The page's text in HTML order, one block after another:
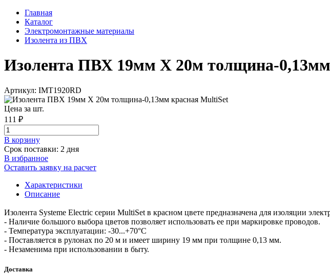
Главная
Каталог
Электромонтажные материалы
Изолента из ПВХ
Изолента ПВХ 19мм Х 20м толщина-
Артикул: IMT1920RD
Цена за шт.
111 ₽
В корзинy
Срок поставки: 2 дня
В избранное
Оставить заявку на расчет
Характеристики
Описание
Изолента Systeme Electric серии MultiSet в красном цвете предназначена для изоляции
- Наличие большого выбора цветов позволяет использовать ее при маркировке проводов.
- Температура эксплуатации: -30...+70°С
- Поставляется в рулонах по 20 м и имеет ширину 19 мм при толщине 0,13 мм.
- Незаменима при использовании в быту.
Доставка